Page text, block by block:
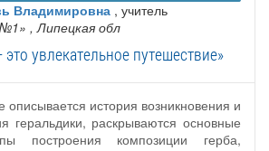
Владимировна , учитель
, Липецкая обл
это увлекательное путешествие»
описывается история возникновения и
геральдики, раскрываются основные
построения композиции герба,